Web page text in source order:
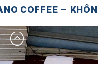
COFFEE –